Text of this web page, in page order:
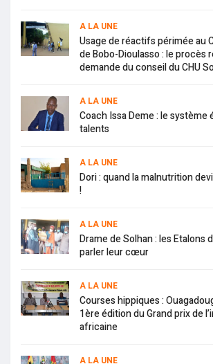
A LA UNE
Usage de réactifs périmée au
de Bobo-Dioulasso : le procès
demande du conseil du CHU
A LA UNE
Coach Issa Deme : le
talents
A LA UNE
Dori : quand la malnutrition
!
A LA UNE
Drame de Solhan : les Etalons
parler leur cœur
A LA UNE
Courses hippiques :
1ère édition du Grand prix de
africaine
A LA UNE